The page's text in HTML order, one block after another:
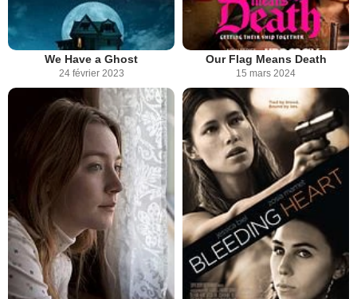
We Have a Ghost
24 février 2023
Our Flag Means Death
15 mars 2024